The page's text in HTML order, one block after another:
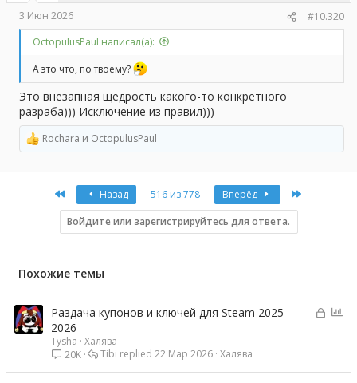
3 Июн 2026
#10.320
OctopulusPaul написал(а):
А это что, по твоему?
Это внезапная щедрость какого-то конкретного
разраба))) Исключение из правил)))
Р
е
а
Rochara и OctopulusPaul
Назад 516 из 778 Вперёд
Войдите или зарегистрируйтесь для ответа.
Похожие темы
З
ы
с
Раздача купонов и ключей для Steam 2025 -
2026
Tysha Халява
20K
Халява
22 Мар 2026
Tibi